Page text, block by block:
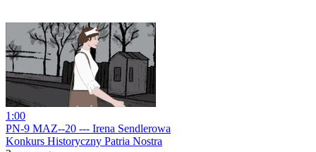
1:00
PN-9 MAZ--20 --- Irena Sendlerowa
Konkurs Historyczny Patria Nostra